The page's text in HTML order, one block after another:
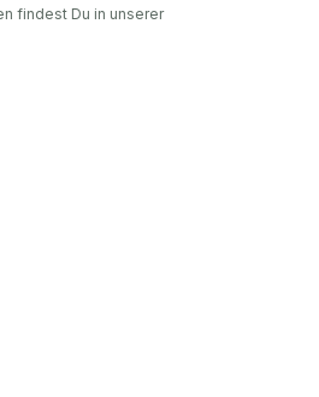
findest Du in unserer